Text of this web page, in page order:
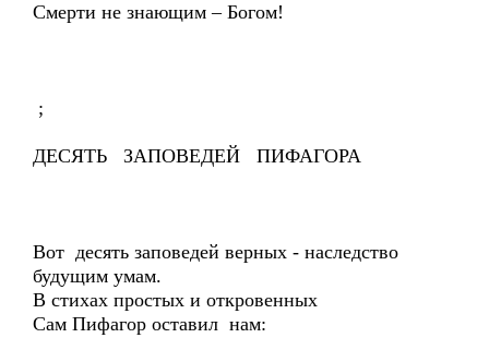
Смерти не знающим – Богом!
;
ДЕСЯТЬ ЗАПОВЕДЕЙ ПИФАГОРА
Вот десять заповедей верных - наследство
будущим умам.
В стихах простых и откровенных
Сам Пифагор оставил нам: